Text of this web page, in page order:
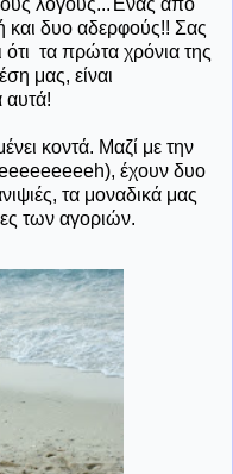
λόγους...Ένας από
και δυο αδερφούς!! Σας
ότι τα πρώτα χρόνια της
μας, είναι
αυτά!
κοντά. Μαζί με την
έχουν δυο
τα μοναδικά μας
των αγοριών.